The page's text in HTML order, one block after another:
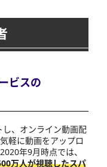
ビスの
、オンライン動画配
軽に動画をアップロ
年9月時点では、
万人が視聴したスパ